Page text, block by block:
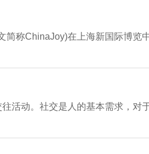
称ChinaJoy)在上海新国际博览
活动。社交是人的基本需求，对